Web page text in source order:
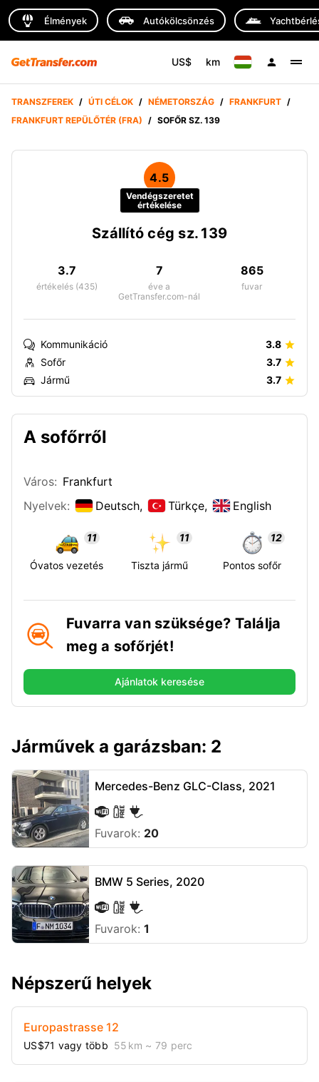
Élmények Autókölcsönzés
US$ km
TRANSZFEREK / ÚTI CÉLOK / NÉMETORSZÁG / FRANKFURT /
FRANKFURT REPÜLŐTÉR (FRA) / SOFŐR SZ. 139
4.5
Vendégszeretet
értékelése
Szállító cég sz. 139
3.7
értékelés (435)
7
éve a
GetTransfer.com-nál
865
fuvar
Kommunikáció
3.8
Sofőr
3.7
Jármű
3.7
A sofőrről
Város: Frankfurt
Nyelvek:
Deutsch, Türkçe, English
11
Óvatos vezetés
11
Tiszta jármű
12
Pontos sofőr
Fuvarra van szüksége? Találja
meg a sofőrjét!
Ajánlatok keresése
Járművek a garázsban: 2
Mercedes-Benz GLC-Class, 2021
Fuvarok: 20
BMW 5 Series, 2020
Fuvarok: 1
Népszerű helyek
Europastrasse 12
US$71 vagy több 55 km ~ 79 perc